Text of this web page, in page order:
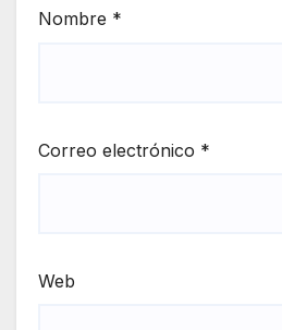
Nombre *
Correo electrónico *
Web